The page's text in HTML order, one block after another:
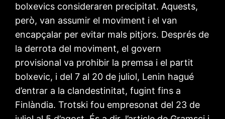
bolxevics consideraren precipitat. Aquests,
però, van assumir el moviment i el van
encapçalar per evitar mals pitjors. Després de
la derrota del moviment, el govern
provisional va prohibir la premsa i el partit
bolxevic, i del 7 al 20 de juliol, Lenin hagué
d’entrar a la clandestinitat, fugint fins a
Finlàndia. Trotski fou empresonat del 23 de